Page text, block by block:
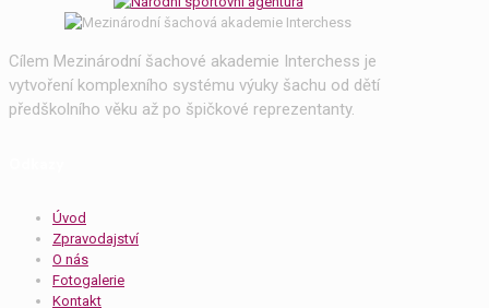
Cílem Mezinárodní šachové akademie Interchess je
vytvoření komplexního systému výuky šachu od dětí
předškolního věku až po špičkové reprezentanty.
Úvod
Zpravodajství
O nás
Fotogalerie
Kontakt